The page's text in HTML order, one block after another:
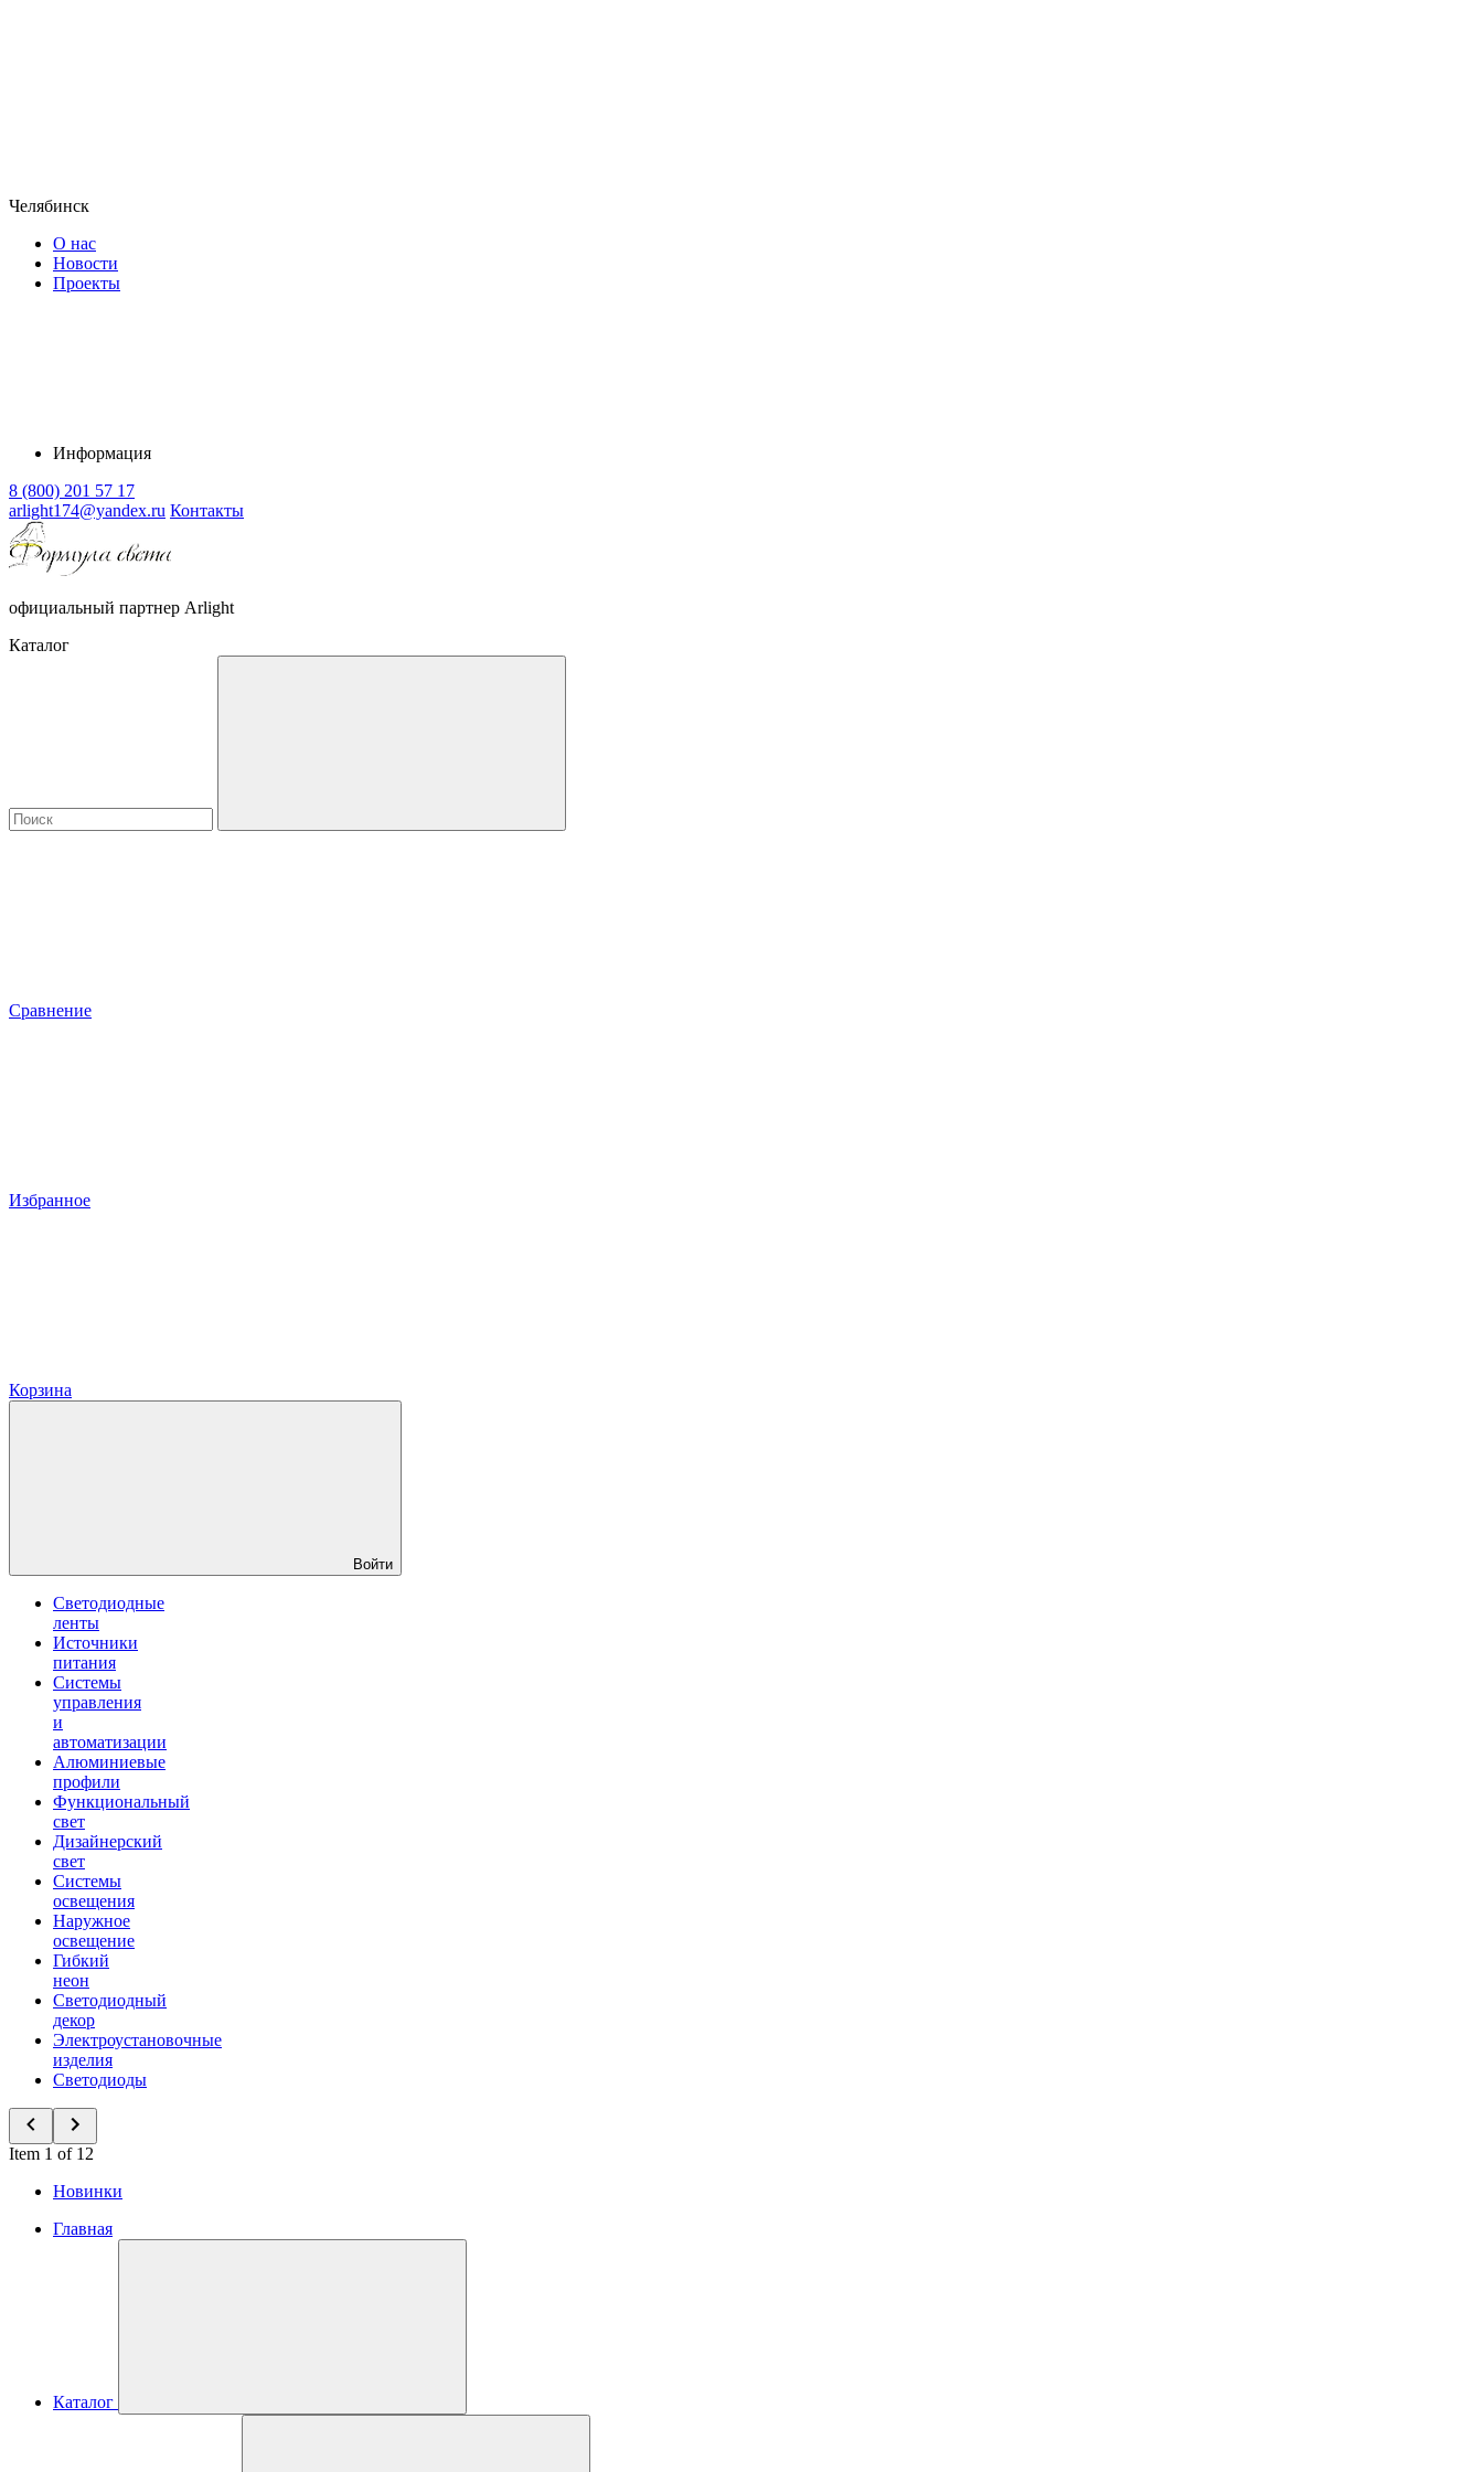
Челябинск
О нас
Новости
Проекты
Информация
8 (800) 201 57 17
arlight174@yandex.ru Контакты
официальный партнер Arlight
Каталог
Сравнение
Избранное
Корзина
Войти
Светодиодные
ленты
Источники
питания
Системы
управления
и
автоматизации
Алюминиевые
профили
Функциональный
свет
Дизайнерский
свет
Системы
освещения
Наружное
освещение
Гибкий
неон
Светодиодный
декор
Электроустановочные
изделия
Светодиоды
Item 1 of 12
Новинки
Главная
Каталог